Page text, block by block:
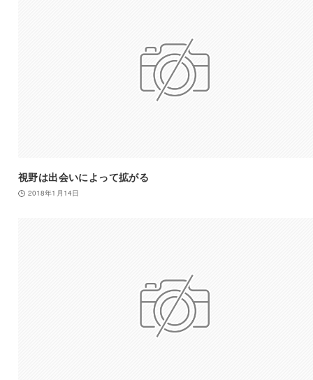
視野は出会いによって拡がる
2018年1月14日